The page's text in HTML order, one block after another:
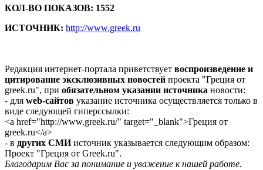
КОЛ-ВО ПОКАЗОВ: 1552
ИСТОЧНИК: http://www.greek.ru
Редакция интернет-портала приветствует воспроизведение и
цитирование эксклюзивных новостей проекта "Греция от
greek.ru", при обязательном указании источника новости:
- для web-сайтов указание источника осуществляется только в
виде следующей гиперссылки:
<a href="http://www.greek.ru/" target="_blank">Греция от
greek.ru</a>
- в других СМИисточник указывается следующим образом:
Проект "Греция от Greek.ru".
Благодарим Вас за понимание и уважение к нашей работе.